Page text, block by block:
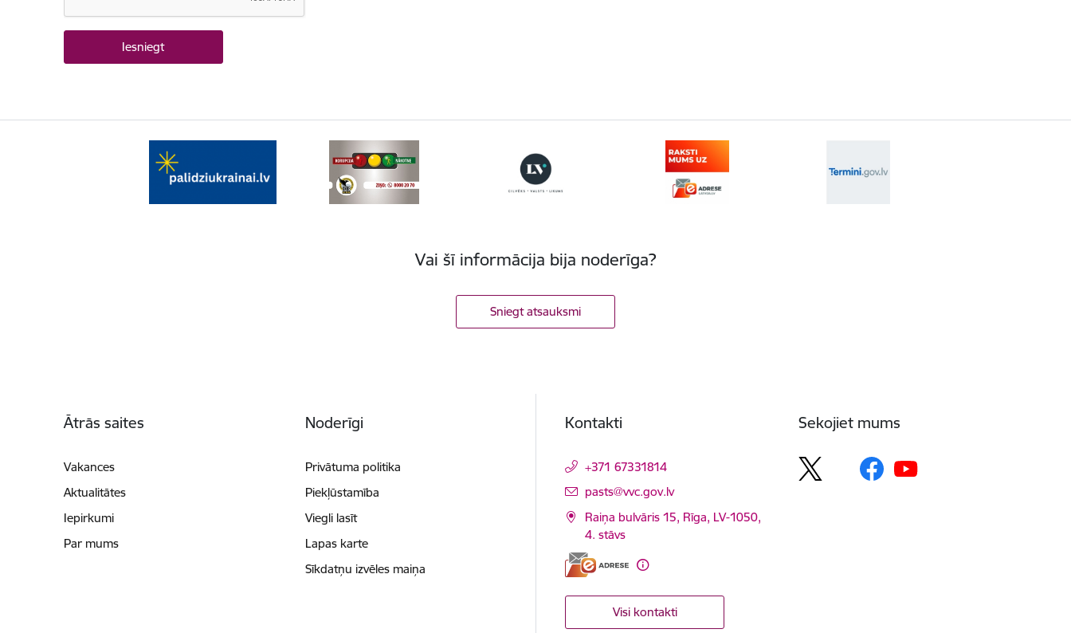
Vai šī informācija bija noderīga?
Sniegt atsauksmi
Ātrās saites
Vakances
Aktualitātes
Iepirkumi
Par mums
Noderīgi
Privātuma politika
Piekļūstamība
Viegli lasīt
Lapas karte
Sīkdatņu izvēles maiņa
Kontakti
+371 67331814
E-pasts:
pasts@vvc.gov.lv
Raiņa bulvāris 15, Rīga, LV-1050,
4. stāvs
Visi kontakti
Sekojiet mums